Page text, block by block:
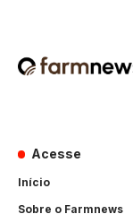
Acesse
Início
Sobre o Farmnews